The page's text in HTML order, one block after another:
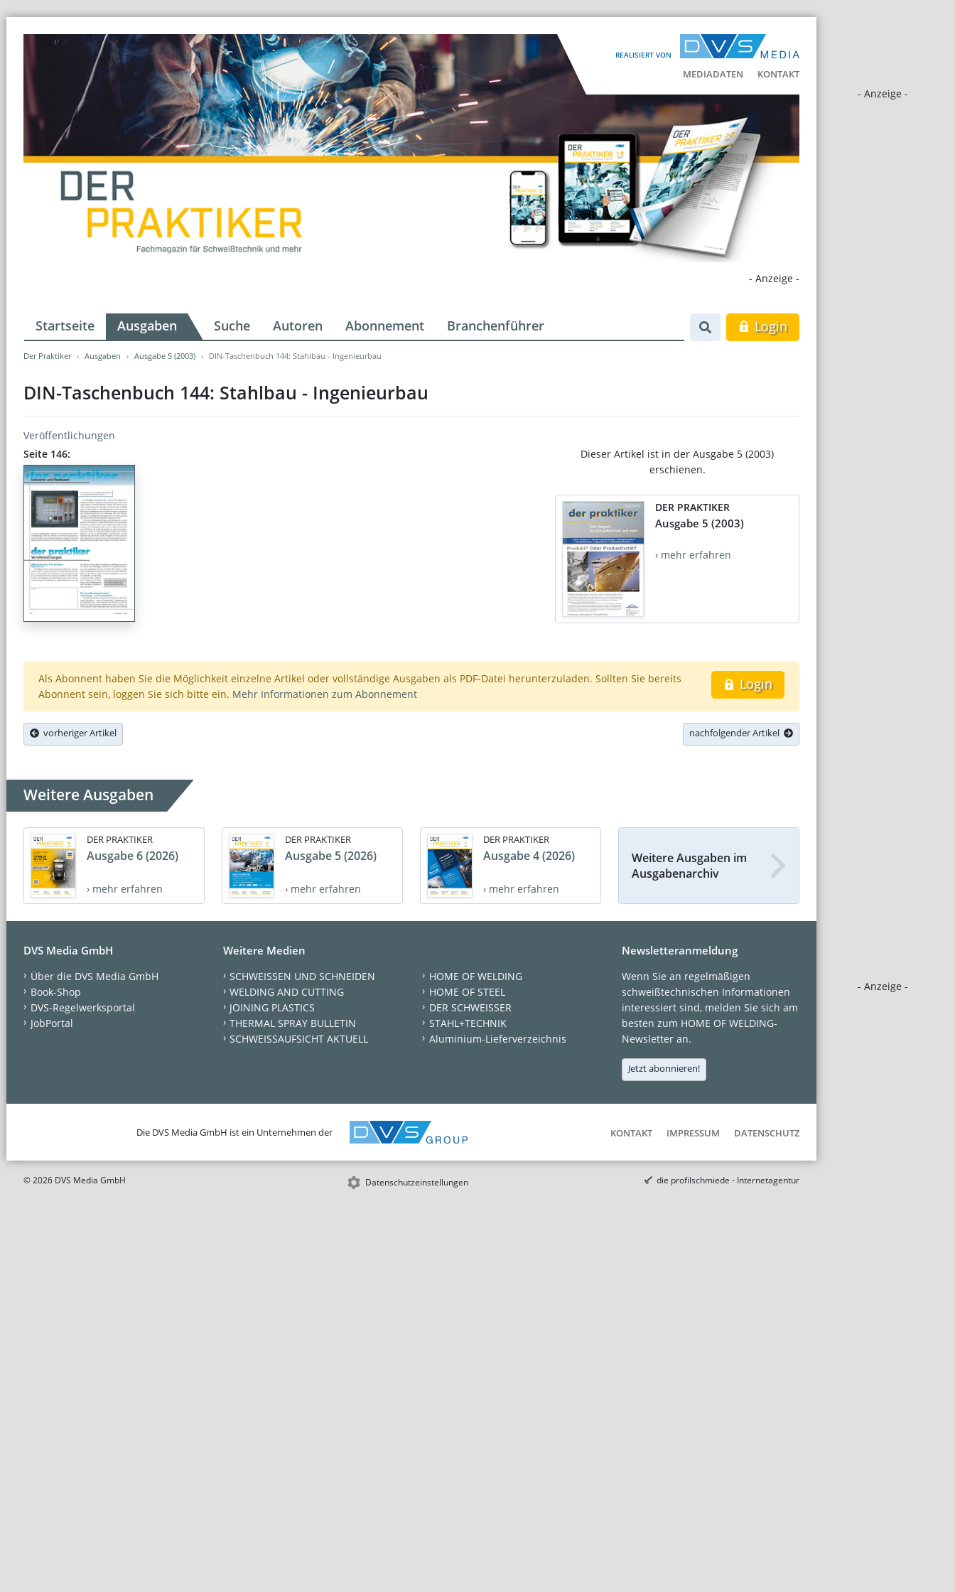
REALISIERT VON
MEDIADATEN KONTAKT
- Anzeige -
- Anzeige -
- Anzeige -
Startseite Ausgaben Suche Autoren Abonnement Branchenführer Login
Der Praktiker Ausgaben Ausgabe 5 (2003) DIN-Taschenbuch 144: Stahlbau - Ingenieurbau
DIN-Taschenbuch 144: Stahlbau - Ingenieurbau
Veröffentlichungen
Seite 146:
Dieser Artikel ist in der Ausgabe 5 (2003)
erschienen.
DER PRAKTIKER
Ausgabe 5 (2003)
› mehr erfahren
Login
Als Abonnent haben Sie die Möglichkeit einzelne Artikel oder vollständige Ausgaben als PDF-Datei herunterzuladen. Sollten Sie bereits
Abonnent sein, loggen Sie sich bitte ein. Mehr Informationen zum Abonnement
vorheriger Artikel nachfolgender Artikel
Weitere Ausgaben
DER PRAKTIKER
Ausgabe 6 (2026)
› mehr erfahren
DER PRAKTIKER
Ausgabe 5 (2026)
› mehr erfahren
DER PRAKTIKER
Ausgabe 4 (2026)
› mehr erfahren
Weitere Ausgaben im
Ausgabenarchiv
DVS Media GmbH
Über die DVS Media GmbH
Book-Shop
DVS-Regelwerksportal
JobPortal
Weitere Medien
SCHWEISSEN UND SCHNEIDEN
WELDING AND CUTTING
JOINING PLASTICS
THERMAL SPRAY BULLETIN
SCHWEISSAUFSICHT AKTUELL
HOME OF WELDING
HOME OF STEEL
DER SCHWEISSER
STAHL+TECHNIK
Aluminium-Lieferverzeichnis
Newsletteranmeldung
Wenn Sie an regelmäßigen
schweißtechnischen Informationen
interessiert sind, melden Sie sich am
besten zum HOME OF WELDING-
Newsletter an.
Jetzt abonnieren!
Die DVS Media GmbH ist ein Unternehmen der KONTAKT IMPRESSUM DATENSCHUTZ
© 2026 DVS Media GmbH Datenschutzeinstellungen die profilschmiede - Internetagentur